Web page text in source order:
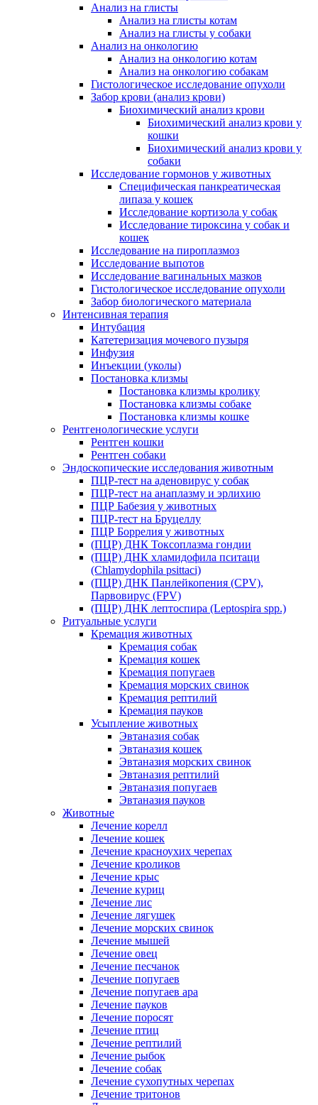
Анализ на глисты
Анализ на глисты котам
Анализ на глисты у собаки
Анализ на онкологию
Анализ на онкологию котам
Анализ на онкологию собакам
Гистологическое исследование опухоли
Забор крови (анализ крови)
Биохимический анализ крови
Биохимический анализ крови у
кошки
Биохимический анализ крови у
собаки
Исследование гормонов у животных
Специфическая панкреатическая
липаза у кошек
Исследование кортизола у собак
Исследование тироксина у собак и
кошек
Исследование на пироплазмоз
Исследование выпотов
Исследование вагинальных мазков
Гистологическое исследование опухоли
Забор биологического материала
Интенсивная терапия
Интубация
Катетеризация мочевого пузыря
Инфузия
Инъекции (уколы)
Постановка клизмы
Постановка клизмы кролику
Постановка клизмы собаке
Постановка клизмы кошке
Рентгенологические услуги
Рентген кошки
Рентген собаки
Эндоскопические исследования животным
ПЦР-тест на аденовирус у собак
ПЦР-тест на анаплазму и эрлихию
ПЦР Бабезия у животных
ПЦР-тест на Бруцеллу
ПЦР Боррелия у животных
(ПЦР) ДНК Токсоплазма гондии
(ПЦР) ДНК хламидофила пситаци
(Chlamydophila psittaci)
(ПЦР) ДНК Панлейкопения (CPV),
Парвовирус (FPV)
(ПЦР) ДНК лептоспира (Leptospira spp.)
Ритуальные услуги
Кремация животных
Кремация собак
Кремация кошек
Кремация попугаев
Кремация морских свинок
Кремация рептилий
Кремация пауков
Усыпление животных
Эвтаназия собак
Эвтаназия кошек
Эвтаназия морских свинок
Эвтаназия рептилий
Эвтаназия попугаев
Эвтаназия пауков
Животные
Лечение корелл
Лечение кошек
Лечение красноухих черепах
Лечение кроликов
Лечение крыс
Лечение куриц
Лечение лис
Лечение лягушек
Лечение морских свинок
Лечение мышей
Лечение овец
Лечение песчанок
Лечение попугаев
Лечение попугаев ара
Лечение пауков
Лечение поросят
Лечение птиц
Лечение рептилий
Лечение рыбок
Лечение собак
Лечение сухопутных черепах
Лечение тритонов